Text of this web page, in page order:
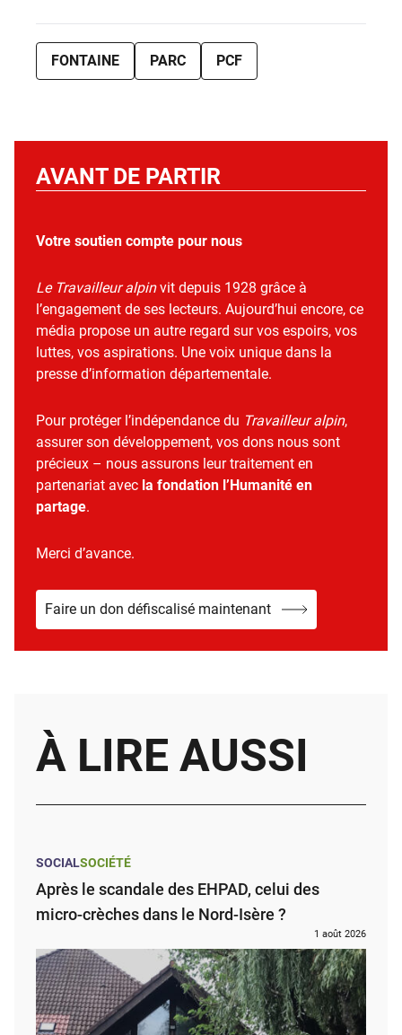
FONTAINE PARC PCF
AVANT DE PARTIR
Votre soutien compte pour nous
Le Travailleur alpinvit depuis 1928 grâce à
l’engagement de ses lecteurs. Aujourd’hui encore, ce
média propose un autre regard sur vos espoirs, vos
luttes, vos aspirations. Une voix unique dans la
presse d’information départementale.
Pour protéger l’indépendance du Travailleur alpin,
assurer son développement, vos dons nous sont
précieux – nous assurons leur traitement en
partenariat avec la fondation l’Humanité en
partage.
Merci d’avance.
Faire un don défiscalisé maintenant
À LIRE AUSSI
SOCIALSOCIÉTÉ
Après le scandale des EHPAD, celui des
micro-crèches dans le Nord-Isère ?
1 août 2026